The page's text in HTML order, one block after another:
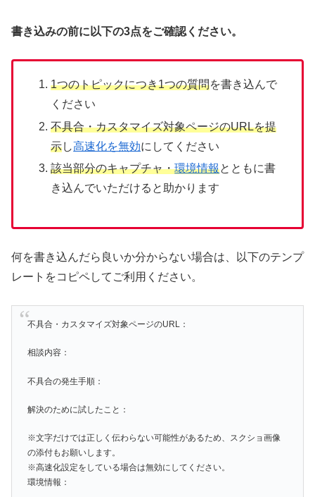
書き込みの前に以下の3点をご確認ください。
1つのトピックにつき1つの質問を書き込んで
ください
不具合・カスタマイズ対象ページのURLを提
示し高速化を無効にしてください
該当部分のキャプチャ・環境情報とともに書
き込んでいただけると助かります
何を書き込んだら良いか分からない場合は、以下のテンプ
レートをコピペしてご利用ください。
不具合・カスタマイズ対象ページのURL：
相談内容：
不具合の発生手順：
解決のために試したこと：
※文字だけでは正しく伝わらない可能性があるため、スクショ画像
の添付もお願いします。
※高速化設定をしている場合は無効にしてください。
環境情報：